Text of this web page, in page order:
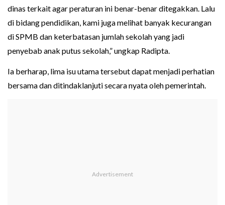
dinas terkait agar peraturan ini benar-benar ditegakkan. Lalu
di bidang pendidikan, kami juga melihat banyak kecurangan
di SPMB dan keterbatasan jumlah sekolah yang jadi
penyebab anak putus sekolah,” ungkap Radipta.
Ia berharap, lima isu utama tersebut dapat menjadi perhatian
bersama dan ditindaklanjuti secara nyata oleh pemerintah.